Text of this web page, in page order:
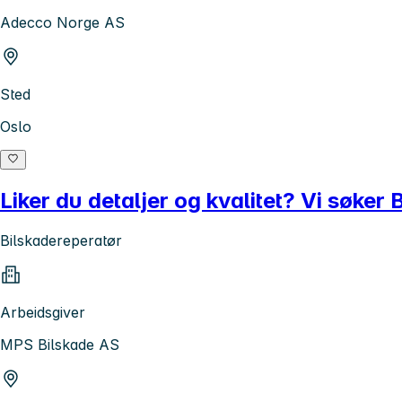
Adecco Norge AS
Sted
Oslo
Liker du detaljer og kvalitet? Vi søker
Bilskadereperatør
Arbeidsgiver
MPS Bilskade AS